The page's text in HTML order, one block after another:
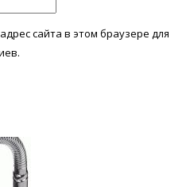
сайта в этом браузере для